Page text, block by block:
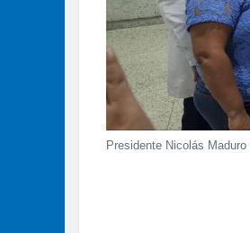
Presidente Nicolás